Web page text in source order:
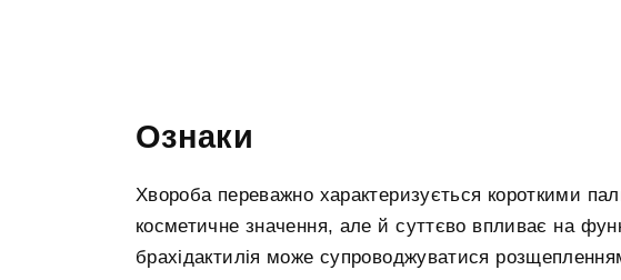
Ознаки
Хвороба переважно характеризується короткими
косметичне значення, але й суттєво впливає на
брахідактилія може супроводжуватися